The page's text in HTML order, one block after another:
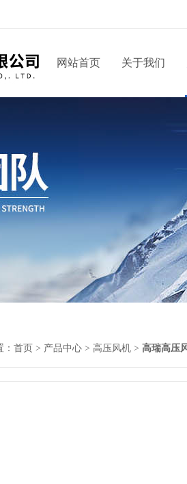
网站首页 关于我们
首页 > 产品中心 > 高压风机 > 高瑞高压